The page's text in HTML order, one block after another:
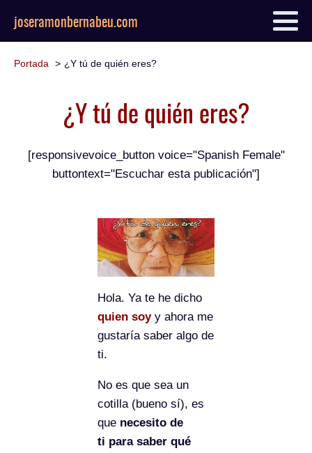
joseramonbernabeu.com
Portada ¿Y tú de quién eres?
¿Y tú de quién eres?
[responsivevoice_button voice="Spanish Female"
buttontext="Escuchar esta publicación"]
Hola. Ya te he dicho
quien soyy ahora me
gustaría saber algo de
ti.
No es que sea un
cotilla (bueno sí), es
que necesito de
ti para saber qué